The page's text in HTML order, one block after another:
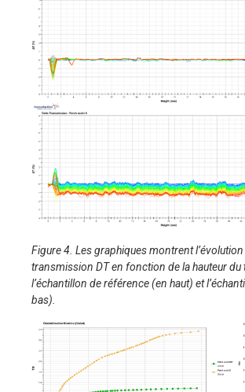
Figure 4. Les graphiques montrent
transmission DT en fonction de la hauteur du
l’échantillon de référence (en haut) et
bas).